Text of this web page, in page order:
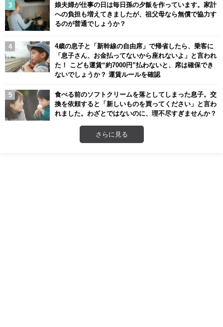
娘夫婦が仕事の日は毎日孫の夕飯を作っています。家計
への負担も増えてきましたが、祖父母なら無償で協力す
るのが普通でしょうか？
4歳の息子と「新幹線の自由席」で帰省したら、乗客に
「息子さん、お金払ってないから座れないよ」と言われ
た！ こども運賃“約7000円”払わないと、席は確保でき
ないでしょうか？ 運賃ルールを確認
食べる前のソフトクリームを落としてしまった息子。交
換を依頼すると「新しいものを買ってください」と言わ
れました。わざとではないのに、理不尽すぎませんか？
さらに見る